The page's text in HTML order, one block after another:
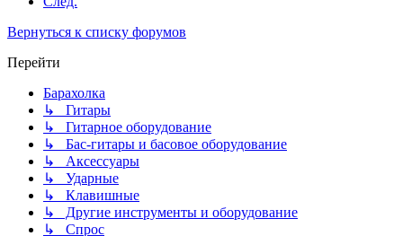
Вернуться к списку форумов
Перейти
Барахолка
↳ Гитары
↳ Гитарное оборудование
↳ Бас-гитары и басовое оборудование
↳ Аксессуары
↳ Ударные
↳ Клавишные
↳ Другие инструменты и оборудование
↳ Спрос